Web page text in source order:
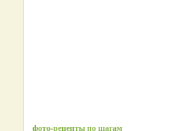
фото-рецепты по шагам